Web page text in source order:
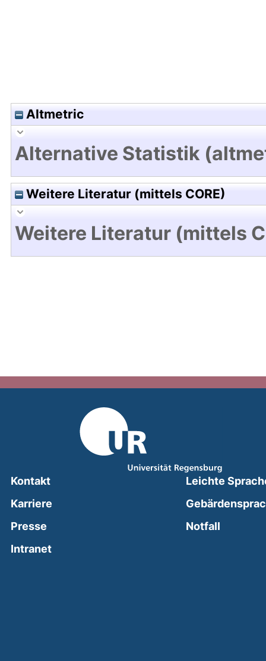
Altmetric
Alternative Statistik
Weitere Literatur (mittels CORE)
Weitere Literatur (mittels
Kontakt
Karriere
Presse
Intranet(external link, opens in a new window)
Leichte
Notfall